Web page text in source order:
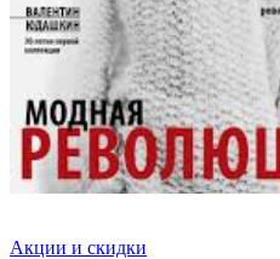
Акции и скидки